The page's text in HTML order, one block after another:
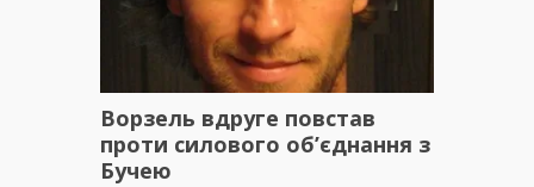
Ворзель вдруге повстав
проти силового об’єднання з
Бучею